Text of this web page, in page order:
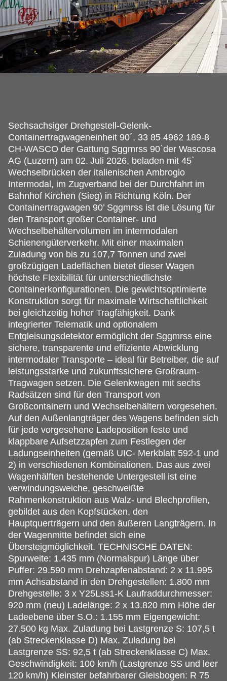
Sechsachsiger Drehgestell-Gelenk-
Containertragwageneinheit 90´, 33 85 4962 189-8
CH-WASCO der Gattung Sggmrss 90`der Wascosa
AG (Luzern) am 02. Juli 2026, beladen mit 45`
Wechselbrücken der italienischen Ambrogio
Intermodal, im Zugverband bei der Durchfahrt im
Bahnhof Kirchen (Sieg) in Richtung Köln. Der
Containertragwagen 90’ Sggmrss ist die Lösung für
den Transport großer Container- und
Wechselbehältervolumen im intermodalen
Schienengüterverkehr. Mit einer maximalen
Zuladung von bis zu 107,7 Tonnen und zwei
großzügigen Ladeflächen bietet dieser Wagen
höchste Flexibilität für unterschiedlichste
Containerkonfigurationen. Die gewichtsoptimierte
Konstruktion sorgt für maximale Wirtschaftlichkeit
bei gleichzeitig hoher Tragfähigkeit. Dank
integrierter Telematik und optionalem
Entgleisungsdetektor ermöglicht der Sggmrss eine
sichere, transparente und effiziente Abwicklung
intermodaler Transporte – ideal für Betreiber, die auf
leistungsstarke und zukunftssichere Großraum-
Tragwagen setzen. Die Gelenkwagen mit sechs
Radsätzen sind für den Transport von
Großcontainern und Wechselbehältern vorgesehen.
Auf den Außenlangträger des Wagens befinden sich
für jede vorgesehene Ladeposition feste und
klappbare Aufsetzzapfen zum Festlegen der
Ladungseinheiten (gemäß UIC- Merkblatt 592-1 und
2) in verschiedenen Kombinationen. Das aus zwei
Wagenhälften bestehende Untergestell ist eine
verwindungsweiche, geschweißte
Rahmenkonstruktion aus Walz- und Blechprofilen,
gebildet aus den Kopfstücken, den
Hauptquerträgern und den äußeren Langträgern. In
der Wagenmitte befindet sich eine
Übersteigmöglichkeit. TECHNISCHE DATEN:
Spurweite: 1.435 mm (Normalspur) Länge über
Puffer: 29.590 mm Drehzapfenabstand: 2 x 11.995
mm Achsabstand in den Drehgestellen: 1.800 mm
Drehgestelle: 3 x Y25Lss1-K Laufraddurchmesser:
920 mm (neu) Ladelänge: 2 x 13.820 mm Höhe der
Ladeebene über S.O.: 1.155 mm Eigengewicht:
27.500 kg Max. Zuladung bei Lastgrenze S: 107,5 t
(ab Streckenklasse D) Max. Zuladung bei
Lastgrenze SS: 92,5 t (ab Streckenklasse C) Max.
Geschwindigkeit: 100 km/h (Lastgrenze SS und leer
120 km/h) Kleinster befahrbarer Gleisbogen: R 75